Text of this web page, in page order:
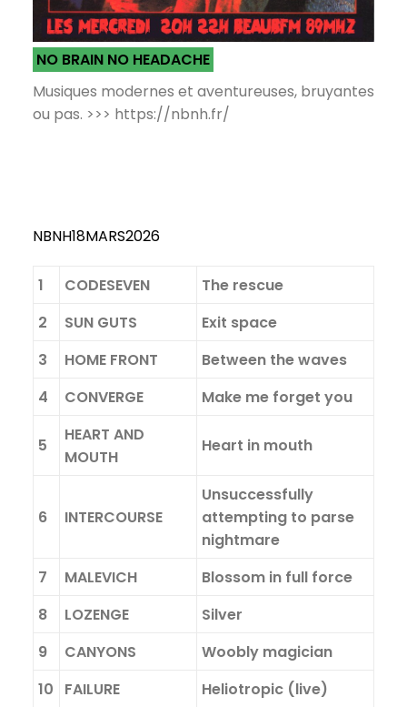
NO BRAIN NO HEADACHE
Musiques modernes et aventureuses, bruyantes
ou pas. >>> https://nbnh.fr/
NBNH18MARS2026
1 CODESEVEN
The rescue
2
SUN GUTS
Exit space
3
HOME FRONT
Between the waves
4
CONVERGE Make me forget you
5
HEART AND
MOUTH
Heart in mouth
6 INTERCOURSE
Unsuccessfully
attempting to parse
nightmare
7
MALEVICH
Blossom in full force
8
LOZENGE
Silver
9
CANYONS
Woobly magician
10
FAILURE Heliotropic (live)